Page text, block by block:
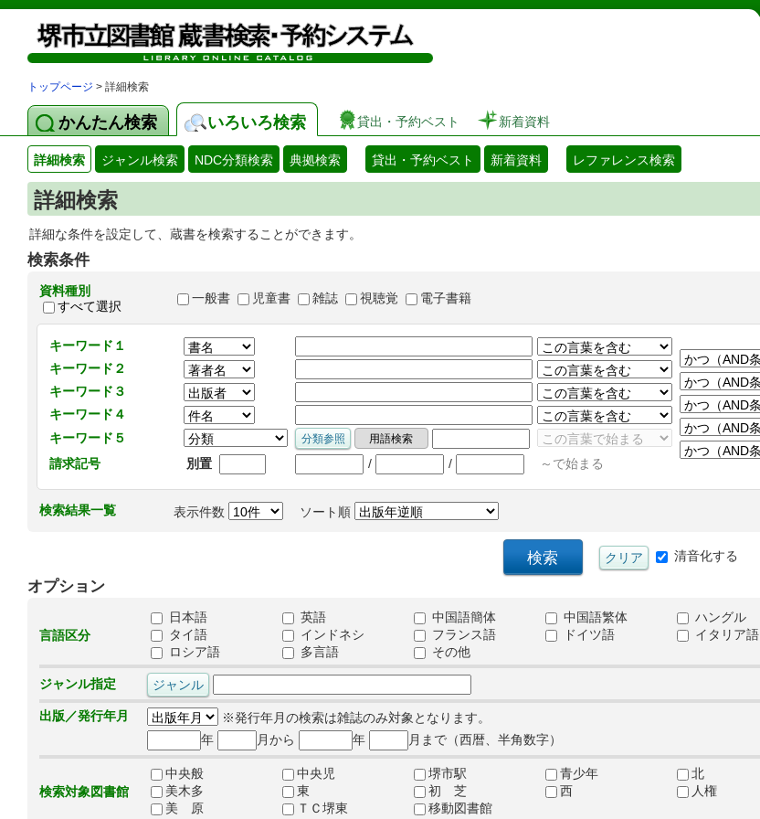
図書館 蔵書検索・予約システム
トップページ > 詳細検索
かんたん検索 いろいろ検索 貸出・予約ベスト 新着資料
詳細検索 ジャンル検索 NDC分類検索 典拠検索 貸出・予約ベスト 新着資料 レファレンス検索
詳細検索
詳細な条件を設定して、蔵書を検索することができます。
検索条件
資料種別
すべて選択
一般書 児童書 雑誌 視聴覚 電子書籍
キーワード１
キーワード２
キーワード３
キーワード４
キーワード５
請求記号
別置 / / ～で始まる
検索結果一覧 表示件数 ソート順
清音化する
オプション
言語区分
日本語 英語 中国語簡体 中国語繁体 ハングル
タイ語
インドネシ フランス語 ドイツ語 イタリア語
ロシア語
多言語 その他
ジャンル指定
出版／発行年月
※発行年月の検索は雑誌のみ対象となります。
年
月から 年 月まで（西暦、半角数字）
検索対象図書館
中央般 中央児 堺市駅 青少年 北
美木多
東 初 芝 西 人権
美 原
ＴＣ堺東 移動図書館